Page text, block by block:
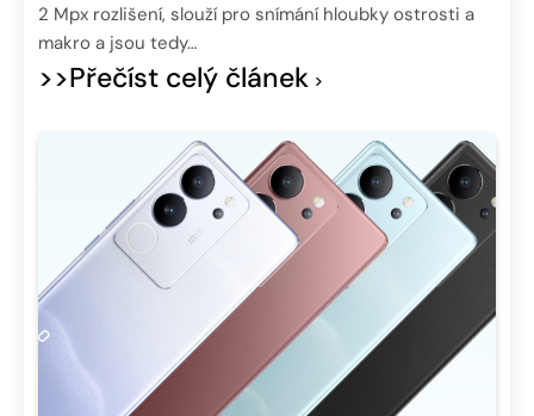
2 Mpx rozlišení, slouží pro snímání hloubky ostrosti a
makro a jsou tedy…
>>Přečíst celý článek